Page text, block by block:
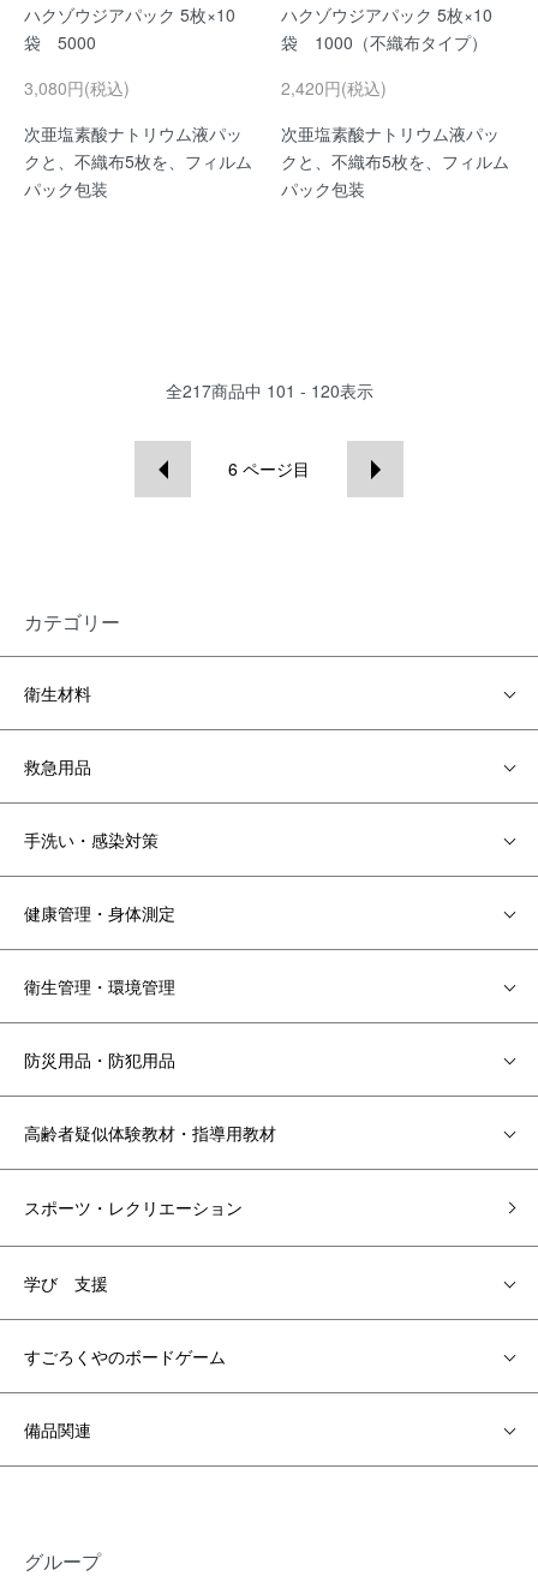
ハクゾウジアパック 5枚×10
袋 5000
3,080円(税込)
次亜塩素酸ナトリウム液パッ
クと、不織布5枚を、フィルム
パック包装
ハクゾウジアパック 5枚×10
袋 1000（不織布タイプ）
2,420円(税込)
次亜塩素酸ナトリウム液パッ
クと、不織布5枚を、フィルム
パック包装
全217商品中 101 - 120表示
6 ページ目
カテゴリー
衛生材料
救急用品
手洗い・感染対策
健康管理・身体測定
衛生管理・環境管理
防災用品・防犯用品
高齢者疑似体験教材・指導用教材
スポーツ・レクリエーション
学び 支援
すごろくやのボードゲーム
備品関連
グループ